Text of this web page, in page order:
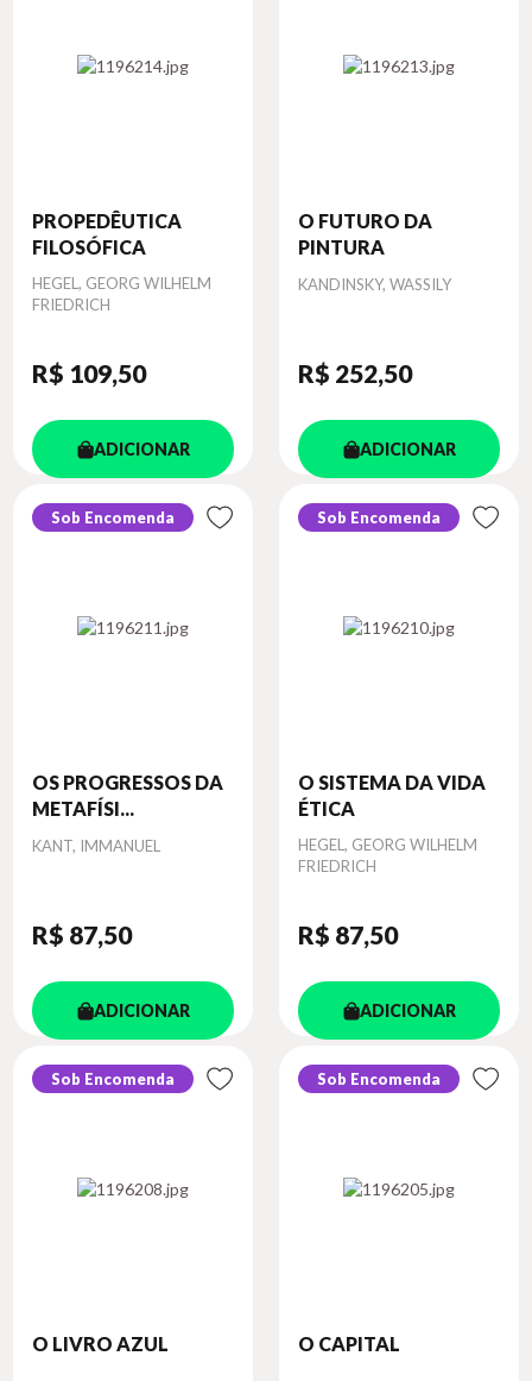
PROPEDÊUTICA
FILOSÓFICA
Autor
HEGEL, GEORG WILHELM
FRIEDRICH
R$ 109,50
ADICIONAR
O FUTURO DA
PINTURA
Autor
KANDINSKY, WASSILY
R$ 252,50
ADICIONAR
Sob Encomenda
OS PROGRESSOS DA
METAFÍSI...
Autor
KANT, IMMANUEL
R$ 87,50
ADICIONAR
Sob Encomenda
O SISTEMA DA VIDA
ÉTICA
Autor
HEGEL, GEORG WILHELM
FRIEDRICH
R$ 87,50
ADICIONAR
Sob Encomenda
O LIVRO AZUL
Sob Encomenda
O CAPITAL